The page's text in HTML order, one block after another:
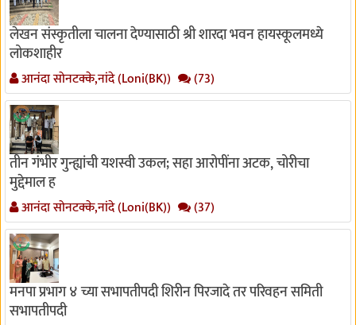
लेखन संस्कृतीला चालना देण्यासाठी श्री शारदा भवन हायस्कूलमध्ये
लोकशाहीर
आनंदा सोनटक्के,नांदे (Loni(BK)) (73)
तीन गंभीर गुन्ह्यांची यशस्वी उकल; सहा आरोपींना अटक, चोरीचा
मुद्देमाल ह
आनंदा सोनटक्के,नांदे (Loni(BK)) (37)
मनपा प्रभाग ४ च्या सभापतीपदी शिरीन पिरजादे तर परिवहन समिती
सभापतीपदी